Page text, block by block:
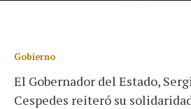
Gobierno
El Gobernador del Estado,
Cespedes reiteró su